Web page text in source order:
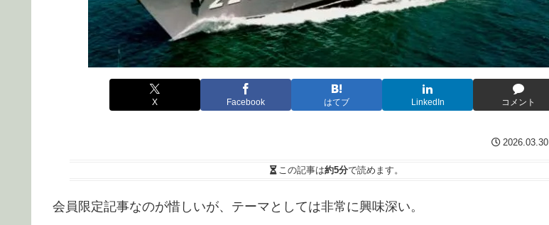
X Facebook はてブ LinkedIn コメント
2026.03.30
この記事は約5分で読めます。
会員限定記事なのが惜しいが、テーマとしては非常に興味深い。